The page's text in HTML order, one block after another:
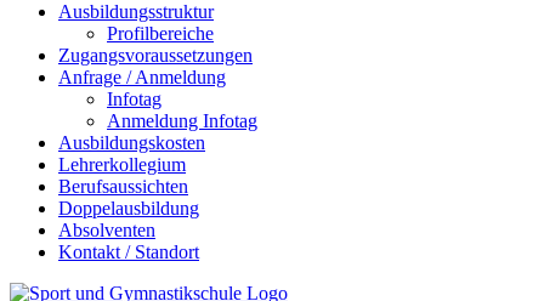
Ausbildungsstruktur
Profilbereiche
Zugangsvoraussetzungen
Anfrage / Anmeldung
Infotag
Anmeldung Infotag
Ausbildungskosten
Lehrerkollegium
Berufsaussichten
Doppelausbildung
Absolventen
Kontakt / Standort